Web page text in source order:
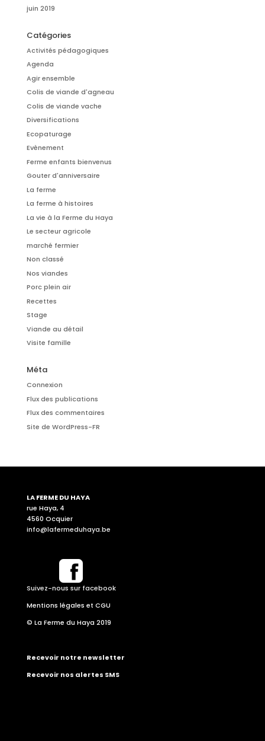
juin 2019
Catégories
Activités pédagogiques
Agenda
Agir ensemble
Colis de viande d'agneau
Colis de viande vache
Diversifications
Ecopaturage
Evènement
Ferme enfants bienvenus
Gouter d'anniversaire
La ferme
La ferme à histoires
La vie à la Ferme du Haya
Le secteur agricole
marché fermier
Non classé
Nos viandes
Porc plein air
Recettes
Stage
Viande au détail
Visite famille
Méta
Connexion
Flux des publications
Flux des commentaires
Site de WordPress-FR
LA FERME DU HAYA
rue Haya, 4
4560 Ocquier
info@lafermeduhaya.be
Suivez-nous sur facebook
Mentions légales et CGU
© La Ferme du Haya 2019
Recevoir notre newsletter
Recevoir nos alertes SMS